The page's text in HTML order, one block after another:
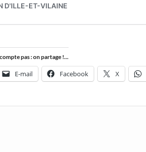
pas : on partage !...
E-mail Facebook X